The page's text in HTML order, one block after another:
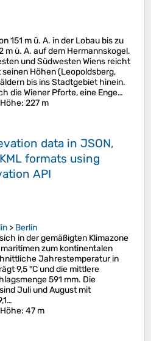
151 m ü. A. in der Lobau bis zu
m ü. A. auf dem Hermannskogel.
und Südwesten Wiens reicht
Höhen (Leopoldsberg,
bis ins Stadtgebiet hinein.
die Wiener Pforte, eine Enge…
: 227 m
data in JSON,
formats using
API
> Berlin
in der gemäßigten Klimazone
zum kontinentalen
Jahrestemperatur in
9,5 °C und die mittlere
591 mm. Die
Juli und August mit
: 47 m